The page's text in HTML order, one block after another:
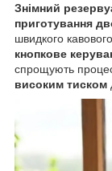
Знімний
приготування
швидкого
кнопкове
спрощують
високим тиском